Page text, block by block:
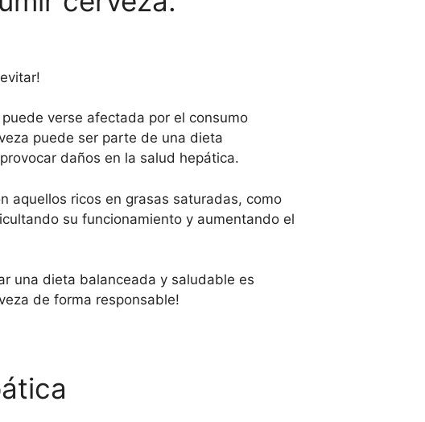
verse afectada por el consumo
puede ser parte de una dieta
daños en la salud hepática.
aquellos ricos en grasas saturadas, como
su funcionamiento y aumentando el
una dieta balanceada y saludable es
de forma responsable!